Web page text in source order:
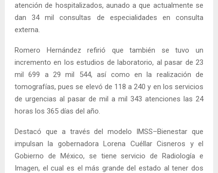
atención de hospitalizados, aunado a que actualmente se
dan 34 mil consultas de especialidades en consulta
externa.
Romero Hernández refirió que también se tuvo un
incremento en los estudios de laboratorio, al pasar de 23
mil 699 a 29 mil 544, así como en la realización de
tomografías, pues se elevó de 118 a 240 y en los servicios
de urgencias al pasar de mil a mil 343 atenciones las 24
horas los 365 días del año.
Destacó que a través del modelo IMSS–Bienestar que
impulsan la gobernadora Lorena Cuéllar Cisneros y el
Gobierno de México, se tiene servicio de Radiología e
Imagen, el cual es el más grande del estado al tener dos